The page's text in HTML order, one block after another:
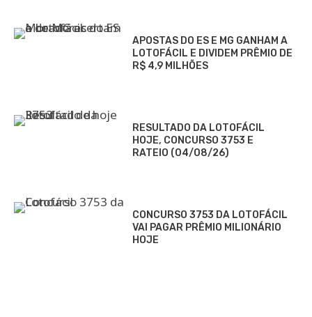
APOSTAS DO ES E MG GANHAM A
LOTOFÁCIL E DIVIDEM PRÊMIO DE
R$ 4,9 MILHÕES
RESULTADO DA LOTOFÁCIL
HOJE, CONCURSO 3753 E
RATEIO (04/08/26)
CONCURSO 3753 DA LOTOFÁCIL
VAI PAGAR PRÊMIO MILIONÁRIO
HOJE